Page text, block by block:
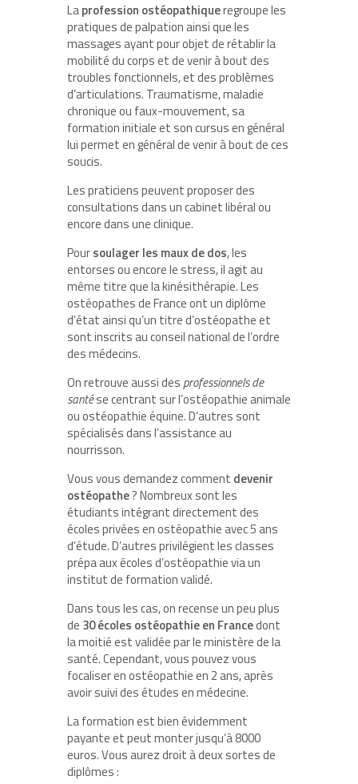
Laprofession ostéopathiqueregroupe les
pratiques de palpation ainsi que les
massages ayant pour objet de rétablir la
mobilité du corps et de venir à bout des
troubles fonctionnels, et des problèmes
d’articulations. Traumatisme, maladie
chronique ou faux-mouvement, sa
formation initiale et son cursus en général
lui permet en général de venir à bout de ces
soucis.
Les praticiens peuvent proposer des
consultations dans un cabinet libéral ou
encore dans une clinique.
Poursoulager les maux de dos, les
entorses ou encore le stress, il agit au
même titre que la kinésithérapie. Les
ostéopathes de France ont un diplôme
d’état ainsi qu’un titre d’ostéopathe et
sont inscrits au conseil national de l’ordre
des médecins.
On retrouve aussi desprofessionnels de
santése centrant sur l’ostéopathie animale
ou ostéopathie équine. D’autres sont
spécialisés dans l’assistance au
nourrisson.
Vous vous demandez comment devenir
ostéopathe? Nombreux sont les
étudiants intégrant directement des
écoles privées en ostéopathie avec 5 ans
d’étude. D’autres privilégient les classes
prépa aux écoles d’ostéopathie via un
institut de formation validé.
Dans tous les cas, on recense un peu plus
de 30 écoles ostéopathie en Francedont
la moitié est validée par le ministère de la
santé. Cependant, vous pouvez vous
focaliser en ostéopathie en 2 ans, après
avoir suivi des études en médecine.
La formation est bien évidemment
payante et peut monter jusqu’à 8000
euros. Vous aurez droit à deux sortes de
diplômes :